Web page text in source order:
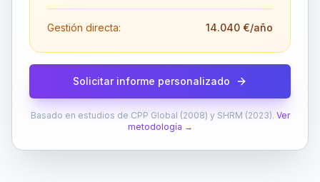
Gestión directa: 14.040 €/año
Solicitar informe personalizado
Basado en estudios de CPP Global (2008) y SHRM (2023). Ver
metodología →